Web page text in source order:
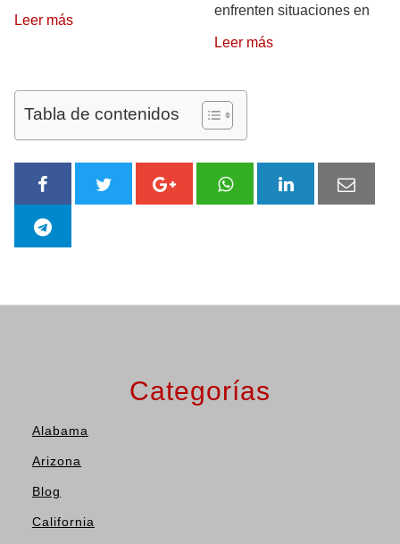
Leer más
enfrenten situaciones en
Leer más
Tabla de contenidos
Categorías
Alabama
Arizona
Blog
California